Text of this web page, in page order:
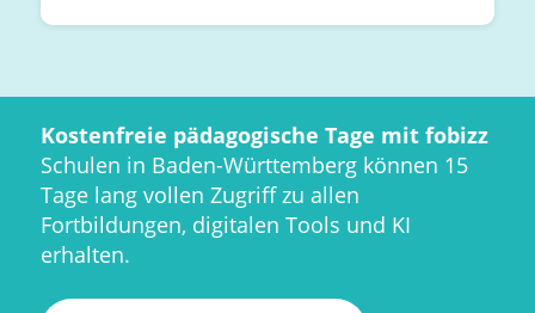
Kostenfreie pädagogische Tage mit fobizz
Schulen in Baden-Württemberg können 15
Tage lang vollen Zugriff zu allen
Fortbildungen, digitalen Tools und KI
erhalten.